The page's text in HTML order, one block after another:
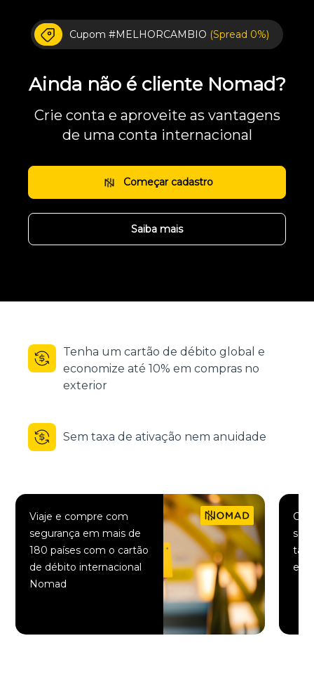
Cupom #MELHORCAMBIO (Spread 0%)
Ainda não é cliente Nomad?
Crie conta e aproveite as vantagens
de uma conta internacional
Começar cadastro
Saiba mais
Tenha um cartão de débito global e
economize até 10% em compras no
exterior
Sem taxa de ativação nem anuidade
Viaje e compre com
segurança em mais de
180 países com o cartão
de débito internacional
Nomad